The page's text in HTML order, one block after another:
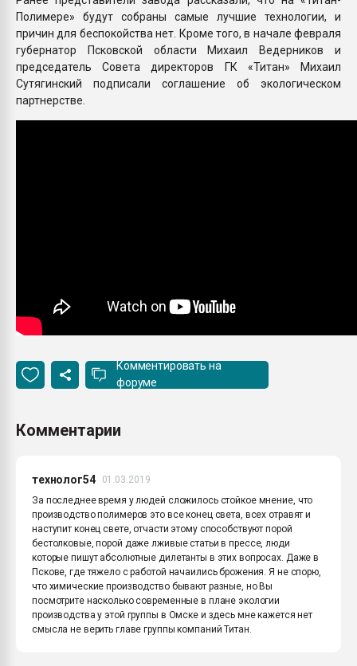
Полимере» будут собраны самые лучшие технологии, и
причин для беспокойства нет. Кроме того, в начале февраля
губернатор Псковской области Михаил Ведерников и
председатель Совета директоров ГК «Титан» Михаил
Сутягинский подписали соглашение об экологическом
партнерстве.
Комментировать на
форуме
Комментарии
технолог54
01.03.2019
За последнее время у людей сложилось стойкое мнение, что
производство полимеров это все конец света, всех отравят и
наступит конец свете, отчасти этому способствуют порой
бестолковые, порой даже лживые статьи в прессе, люди
которые пишут абсолютные дилетанты в этих вопросах. Даже в
Пскове, где тяжело с работой начаились брожения. Я не спорю,
что химические производство бывают разные, но Вы
посмотрите насколько современные в плане экологии
производства у этой группы в Омске и здесь мне кажется нет
смысла не верить главе группы компаний Титан.